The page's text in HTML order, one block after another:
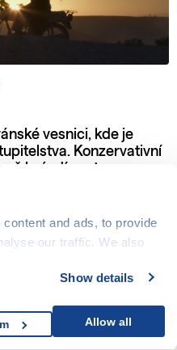
and ads, to provide
our traffic. We also
partners who may
your use of their
Show details
Allow all
vesnici, kde je
Konzervativní
brázdí cestu se svou